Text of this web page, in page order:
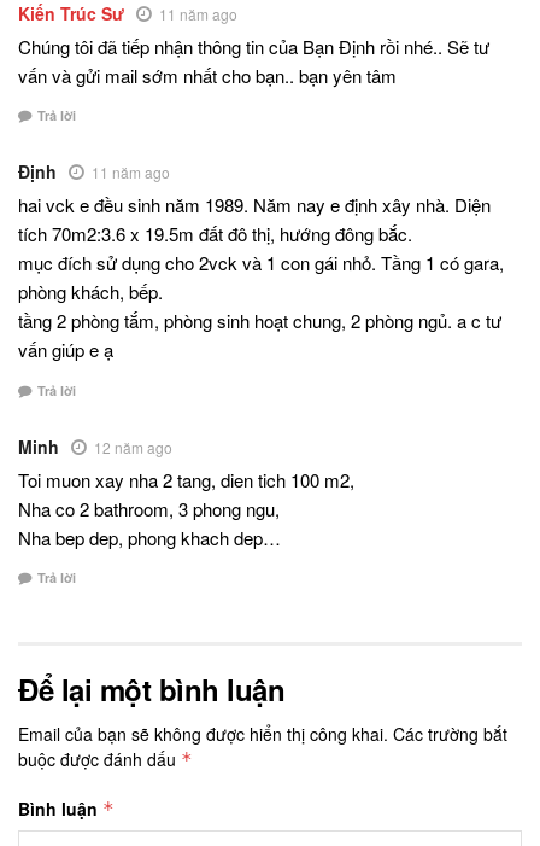
Kiến Trúc Sư 11 năm ago
Chúng tôi đã tiếp nhận thông tin của Bạn Định rồi nhé.. Sẽ tư
vấn và gửi mail sớm nhất cho bạn.. bạn yên tâm
Trả lời
Định 11 năm ago
hai vck e đều sinh năm 1989. Năm nay e định xây nhà. Diện
tích 70m2:3.6 x 19.5m đất đô thị, hướng đông bắc.
mục đích sử dụng cho 2vck và 1 con gái nhỏ. Tầng 1 có gara,
phòng khách, bếp.
tầng 2 phòng tắm, phòng sinh hoạt chung, 2 phòng ngủ. a c tư
vấn giúp e ạ
Trả lời
Minh 12 năm ago
Toi muon xay nha 2 tang, dien tich 100 m2,
Nha co 2 bathroom, 3 phong ngu,
Nha bep dep, phong khach dep…
Trả lời
Để lại một bình luận
Email của bạn sẽ không được hiển thị công khai. Các trường bắt
buộc được đánh dấu *
Bình luận *